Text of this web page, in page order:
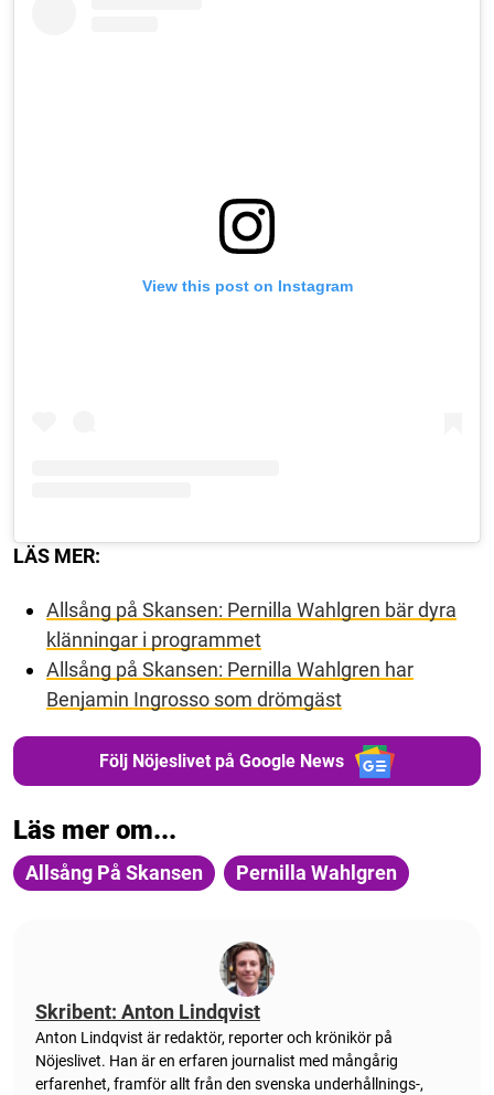
View this post on Instagram
LÄS MER:
Allsång på Skansen: Pernilla Wahlgren bär dyra
klänningar i programmet
Allsång på Skansen: Pernilla Wahlgren har
Benjamin Ingrosso som drömgäst
Följ Nöjeslivet på Google News
Läs mer om...
Allsång På Skansen Pernilla Wahlgren
Skribent: Anton Lindqvist
Anton Lindqvist är redaktör, reporter och krönikör på
Nöjeslivet. Han är en erfaren journalist med mångårig
erfarenhet, framför allt från den svenska underhållnings-,